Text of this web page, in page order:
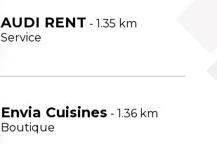
AUDI RENT - 1.35 km
Service
Envia Cuisines - 1.36 km
Boutique